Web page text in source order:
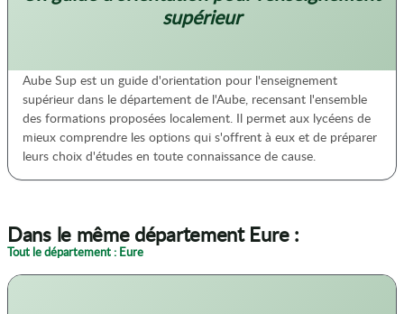
supérieur
Aube Sup est un guide d'orientation pour l'enseignement
supérieur dans le département de l'Aube, recensant l'ensemble
des formations proposées localement. Il permet aux lycéens de
mieux comprendre les options qui s'offrent à eux et de préparer
leurs choix d'études en toute connaissance de cause.
Dans le même département Eure :
Tout le département : Eure